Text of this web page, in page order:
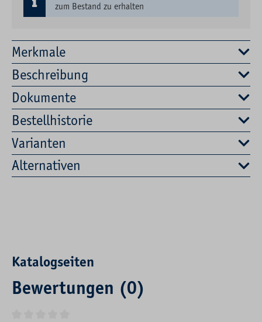
Merkmale
Beschreibung
Dokumente
Bestellhistorie
Varianten
Alternativen
zum Bestand zu erhalten
Katalogseiten
Bewertungen (0)